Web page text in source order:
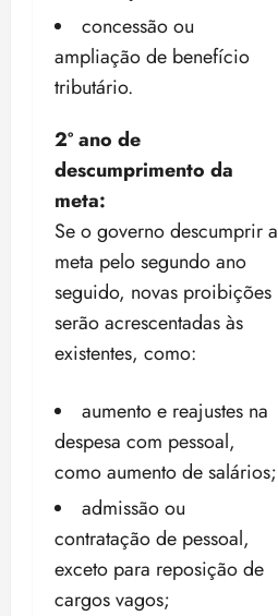
concessão ou
ampliação de benefício
tributário.
2º ano de
descumprimento da
meta:
Se o governo descumprir a
meta pelo segundo ano
seguido, novas proibições
serão acrescentadas às
existentes, como:
aumento e reajustes na
despesa com pessoal,
como aumento de salários;
admissão ou
contratação de pessoal,
exceto para reposição de
cargos vagos;